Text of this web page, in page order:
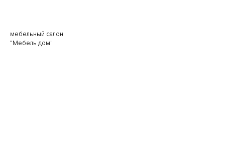
мебельный салон
"Мебель дом"